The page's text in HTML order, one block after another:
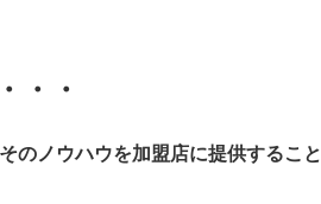
・・
のノウハウを加盟店に提供すること